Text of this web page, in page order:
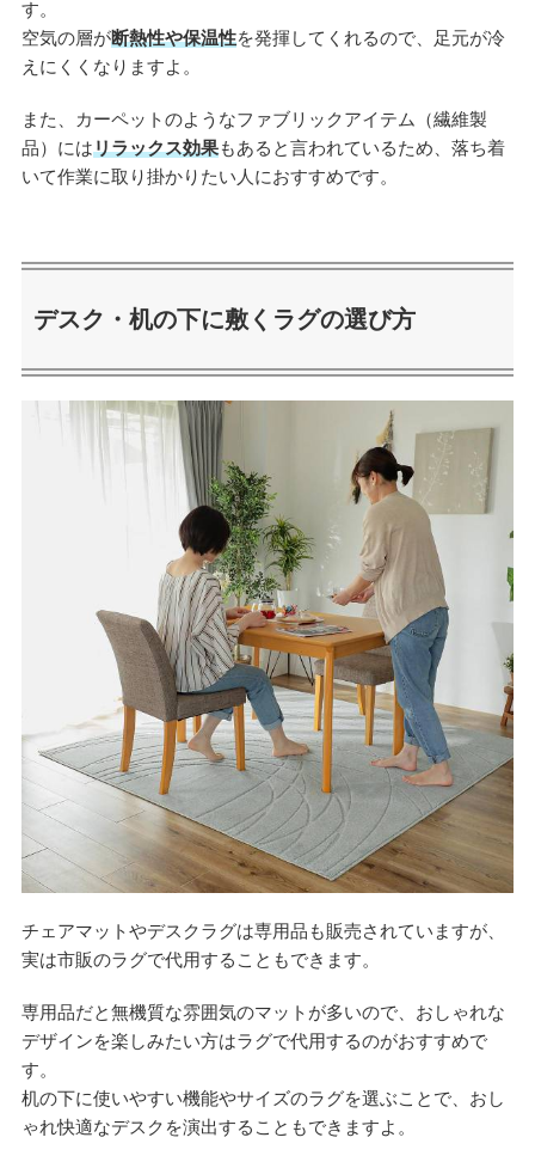
す。
空気の層が断熱性や保温性を発揮してくれるので、足元が冷
えにくくなりますよ。
また、カーペットのようなファブリックアイテム（繊維製
品）にはリラックス効果もあると言われているため、落ち着
いて作業に取り掛かりたい人におすすめです。
デスク・机の下に敷くラグの選び方
チェアマットやデスクラグは専用品も販売されていますが、
実は市販のラグで代用することもできます。
専用品だと無機質な雰囲気のマットが多いので、おしゃれな
デザインを楽しみたい方はラグで代用するのがおすすめで
す。
机の下に使いやすい機能やサイズのラグを選ぶことで、おし
ゃれ快適なデスクを演出することもできますよ。